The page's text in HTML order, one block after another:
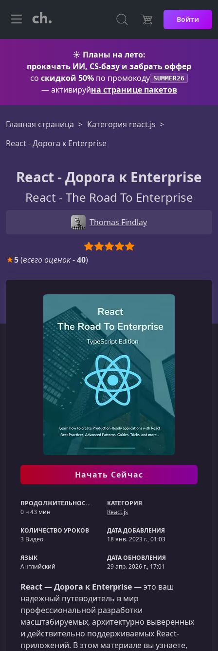
Войти
☀️ Планы на лето:
прокачать ИИ, CS-базу и забрать оффер
со скидкой 50% по промокоду SUMMER26
— активируйна странице пакетов
Главная страница
Категория react.js
React - Дорога к Enterprise
React - Дорога к Enterprise
React - The Road To Enterprise
Thomas Findlay
★5(всего оценок-40)
Начать Сейчас
ПРОДОЛЖИТЕЛЬНОСТЬ
0 ч 43 мин
КАТЕГОРИЯ
React.js
КОЛИЧЕСТВО УРОКОВ
3 Видео
ДАТА ДОБАВЛЕНИЯ
18 янв. 2023 г., 01:03
ЯЗЫК
Английский
ДАТА ОБНОВЛЕНИЯ
29 апр. 2026 г., 17:01
React — Дорога к Enterprise— это ваш
надежный путеводитель в мир
профессиональной разработки
масштабируемых, архитектурно выверенных
и действительно поддерживаемых React-
приложений. В этом материале вы узнаете,